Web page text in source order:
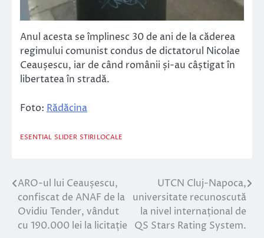
Anul acesta se împlinesc 30 de ani de la căderea
regimului comunist condus de dictatorul Nicolae
Ceaușescu, iar de când românii și-au câștigat în
libertatea în stradă.
Foto: Rădăcina
ESENTIAL SLIDER STIRI LOCALE
Navigare
în
articole
ARO-ul lui Ceaușescu,
confiscat de ANAF de la
Ovidiu Tender, vândut
cu 190.000 lei la licitație
UTCN Cluj-Napoca,
universitate recunoscută
la nivel internațional de
QS Stars Rating System.